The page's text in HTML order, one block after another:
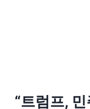
“트럼프,